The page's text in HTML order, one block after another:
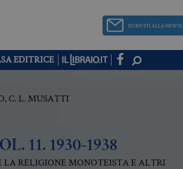
EDITRICE
, C. L. MUSATTI
11. 1930-1938
LA RELIGIONE MONOTEISTA E ALTRI